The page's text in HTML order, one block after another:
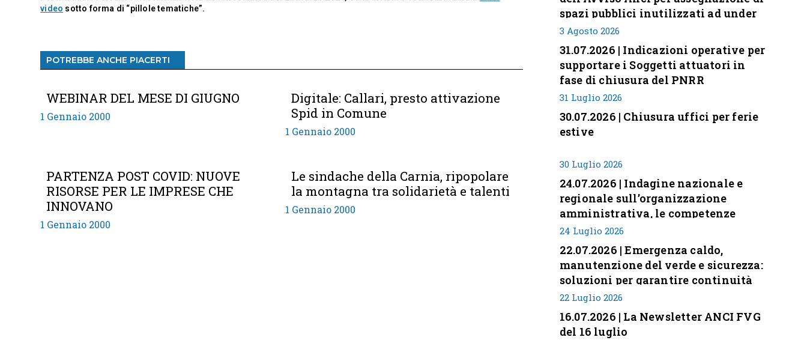
video sotto forma di “pillole tematiche”.
POTREBBE ANCHE PIACERTI
WEBINAR DEL MESE DI GIUGNO
1 Gennaio 2000
Digitale: Callari, presto attivazione
Spid in Comune
1 Gennaio 2000
PARTENZA POST COVID: NUOVE
RISORSE PER LE IMPRESE CHE
INNOVANO
1 Gennaio 2000
Le sindache della Carnia, ripopolare
la montagna tra solidarietà e talenti
1 Gennaio 2000
spazi pubblici inutilizzati ad under
35
3 Agosto 2026
31.07.2026 | Indicazioni operative per
supportare i Soggetti attuatori in
fase di chiusura del PNRR
31 Luglio 2026
30.07.2026 | Chiusura uffici per ferie
estive
30 Luglio 2026
24.07.2026 | Indagine nazionale e
regionale sull’organizzazione
amministrativa, le competenze
professionali e i modelli di gestione
nei piccoli Comuni italiani
24 Luglio 2026
22.07.2026 | Emergenza caldo,
manutenzione del verde e sicurezza:
soluzioni per garantire continuità
servizi
22 Luglio 2026
16.07.2026 | La Newsletter ANCI FVG
del 16 luglio